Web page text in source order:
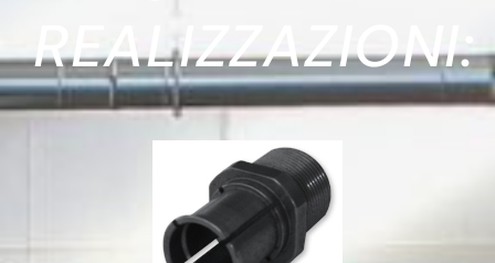
REALIZZAZIONI: